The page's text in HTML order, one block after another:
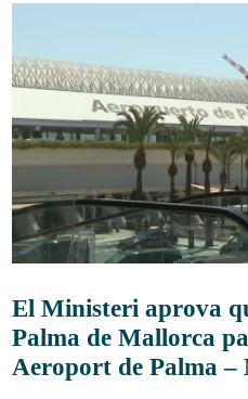
El Ministeri aprova
Palma de Mallorca
Aeroport de Palma –